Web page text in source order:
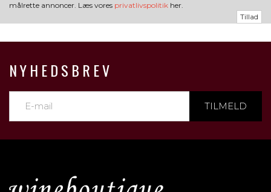
målrette annoncer. Læs vores privatlivspolitik her.
Tillad
NYHEDSBREV
TILMELD